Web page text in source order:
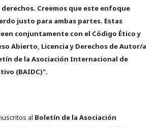
Creemos que este enfoque
justo para ambas partes. Estas
conjuntamente con el Código Ético y
Abierto, Licencia y Derechos de Autor/a
de la Asociación Internacional de
(BAIDC)".
al Boletín de la Asociación